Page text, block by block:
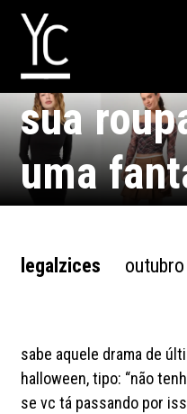
como
sua
uma
legalzices
sabe aquele drama de
halloween, tipo: “não
se vc tá passando por